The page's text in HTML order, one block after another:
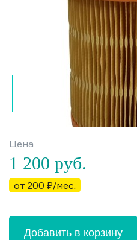
Цена
1 200 руб.
от 200 ₽/мес.
Добавить в корзину